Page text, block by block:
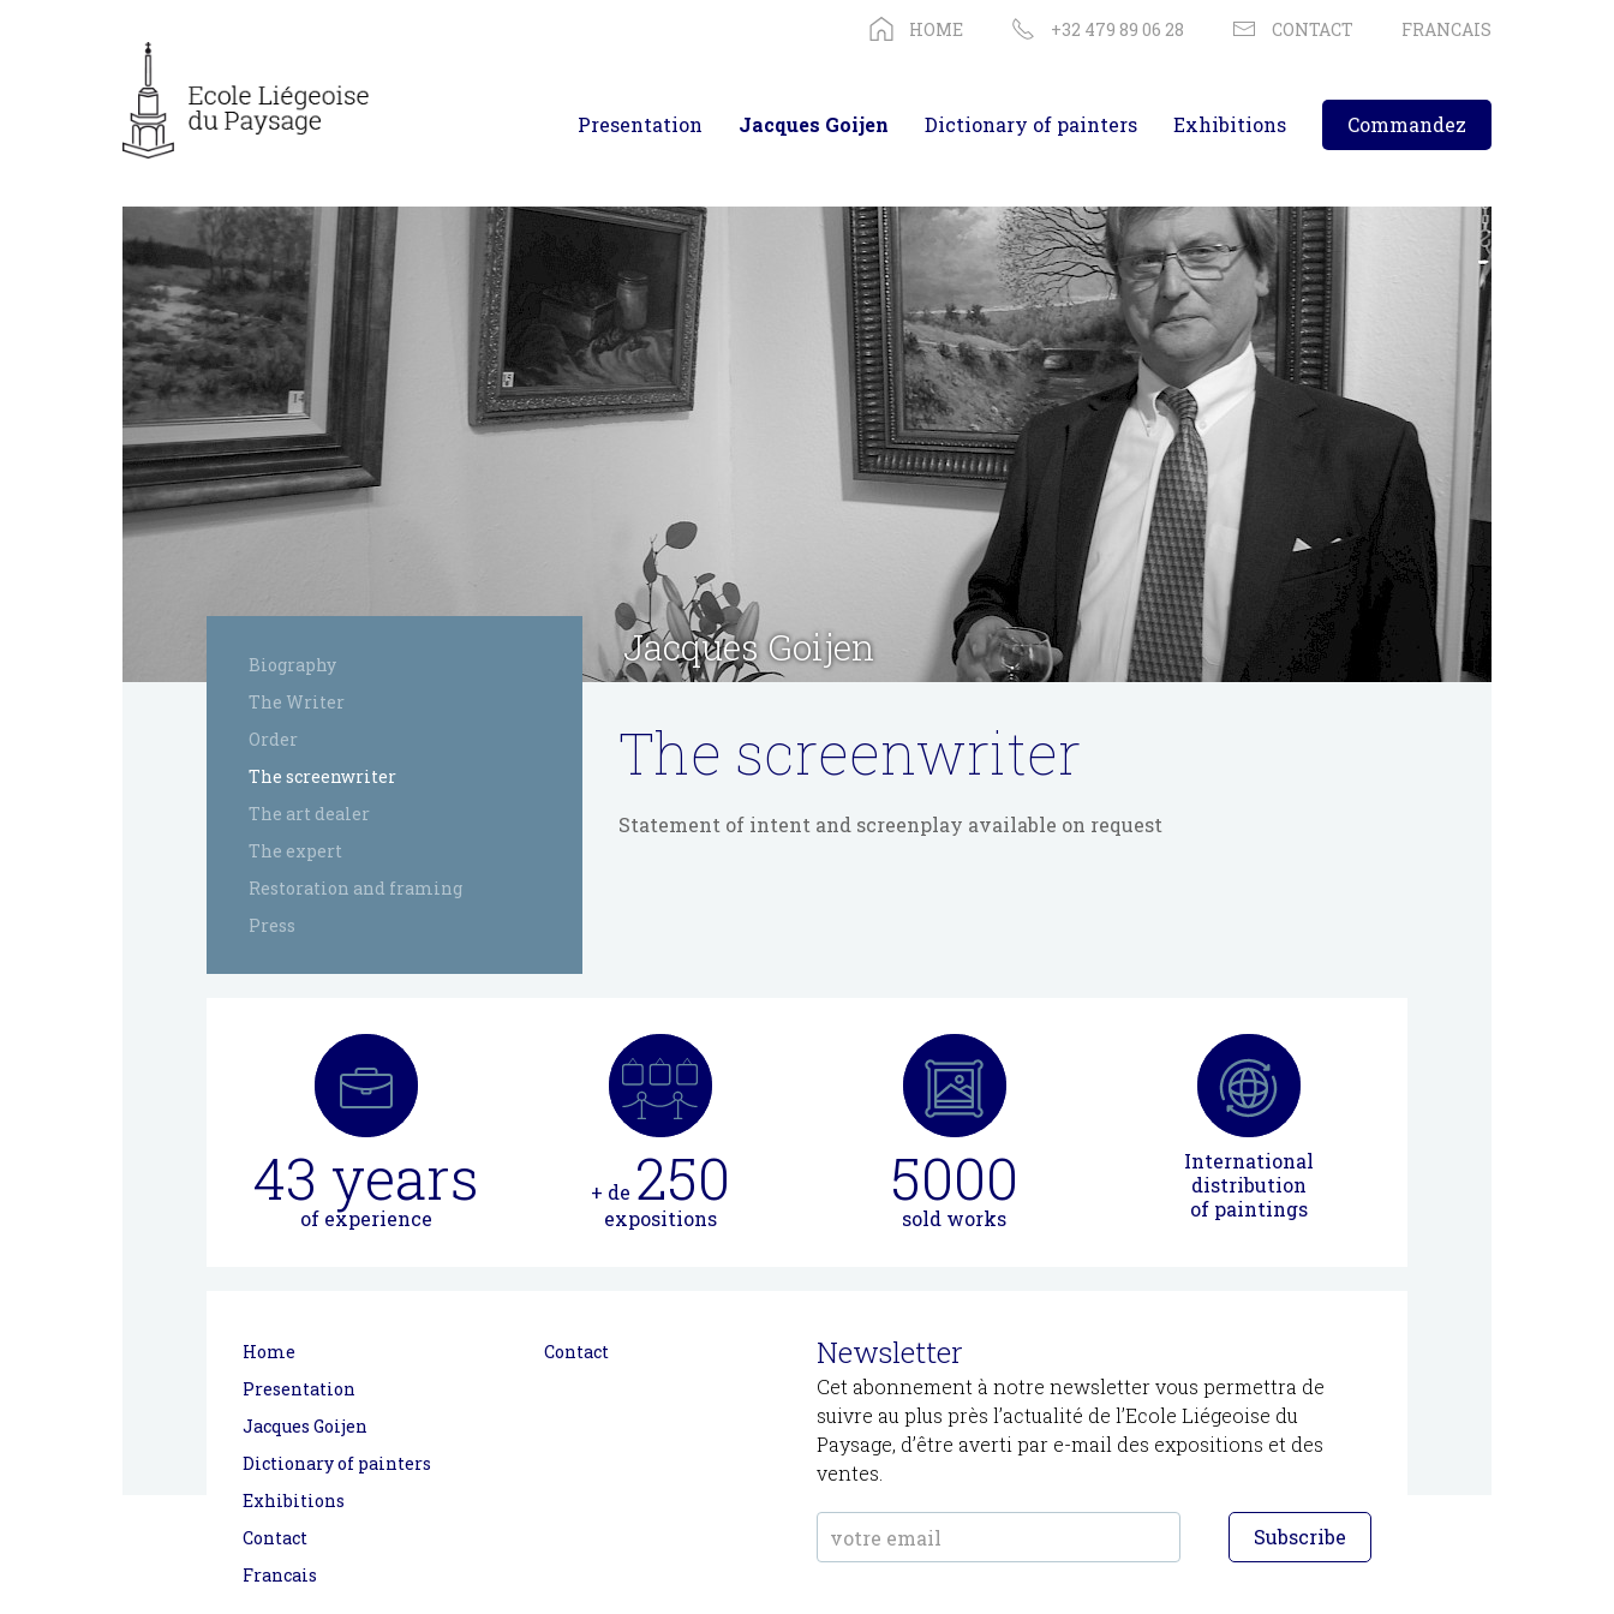
HOME +32 479 89 06 28 CONTACT FRANCAIS
Presentation Jacques Goijen Dictionary of painters Exhibitions Commandez
Jacques Goijen
Biography
The Writer
Order
The screenwriter
The art dealer
The expert
Restoration and framing
Press
The screenwriter
Statement of intent and screenplay available on request
43 years
of experience
+ de 250
expositions
5000
sold works
International
distribution
of paintings
Home
Presentation
Jacques Goijen
Dictionary of painters
Exhibitions
Contact
Francais
Contact Newsletter
Cet abonnement à notre newsletter vous permettra de
suivre au plus près l’actualité de l’Ecole Liégeoise du
Paysage, d’être averti par e-mail des expositions et des
ventes.
Subscribe